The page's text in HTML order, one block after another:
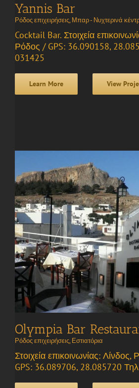
Yannis Bar
Ρόδος επιχειρήσεις, Μπαρ - Νυχτερινά
Cocktail Bar. Στοιχεία
Ρόδος / GPS: 36.090158,
031425
Learn More View
Olympia Bar
Ρόδος επιχειρήσεις,Εστιατόρια
Στοιχεία επικοινωνίας: Λίνδος,
GPS: 36.089706, 28.085720